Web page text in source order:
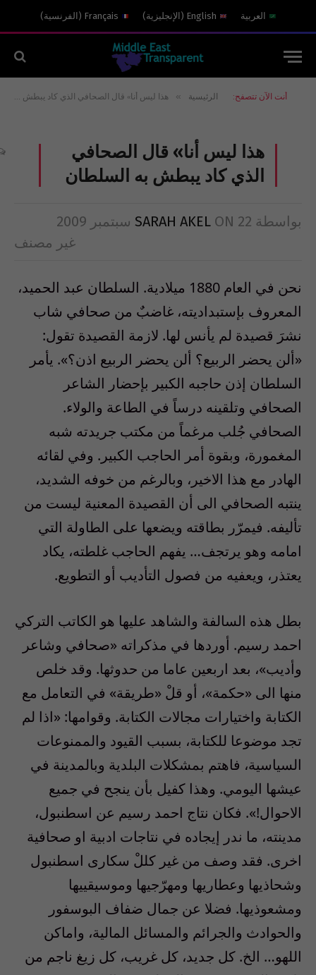
العربية English
( الإنجليزية)
Français
( الفرنسية)
أنت الآن تتصفح: الرئيسية » هذا ليس أنا» قال الصحافي الذي كاد يبطش به السلطان
هذا ليس أنا» قال الصحافي
الذي كاد يبطش به السلطان
بواسطة SARAH AKEL ON 22 سبتمبر 2009
غير مصنف
نحن في العام 1880 ميلادية. السلطان عبد الحميد،
المعروف بإستبداديته، غاضبٌ من صحافي شاب
نشرَ قصيدة لم يأنس لها. لازمة القصيدة تقول:
«ألن يحضر الربيع؟ ألن يحضر الربيع اذن؟». يأمر
السلطان إذن حاجبه الكبير بإحضار الشاعر
الصحافي وتلقينه درساً في الطاعة والولاء.
الصحافي جُلب مرغماً من مكتب جريدته شبه
المغمورة، وبقوة أمر الحاجب الكبير. وفي لقائه
الهادر مع هذا الاخير، وبالرغم من خوفه الشديد،
ينتبه الصحافي الى أن القصيدة المعنية ليست من
تأليفه. فيمرّر بطاقته ويضعها على الطاولة التي
امامه وهو يرتجف… يفهم الحاجب غلطته، يكاد
يعتذر، ويعفيه من فصول التأديب أو التطويع.
بطل هذه السالفة والشاهد عليها هو الكاتب التركي
احمد رسيم. أوردها في مذكراته «صحافي وشاعر
وأديب»، بعد اربعين عاما من حدوثها. وقد خلص
منها الى «حكمة»، أو قلْ «طريقة» في التعامل مع
الكتابة واختيارات مجالات الكتابة. وقوامها: «اذا لم
تجد موضوعا للكتابة، بسبب القيود والممنوعات
السياسية، فاهتم بمشكلات البلدية وبالمدينة في
عيشها اليومي. وهذا كفيل بأن ينجح في جميع
الاحوال!». فكان نتاج احمد رسيم عن اسطنبول،
مدينته، ما ندر إيجاده في نتاجات ادبية او صحافية
اخرى. فقد وصف من غير كللْ سكارى اسطنبول
وشحاذيها وعطاريها ومهرّجيها وموسيقييها
ومشعوذيها. فضلا عن جمال ضفاف البوسفور
والحوادث والجرائم والمسائل المالية، واماكن
اللهو… الخ. كل جديد، كل غريب، كل زيغ ناجم من